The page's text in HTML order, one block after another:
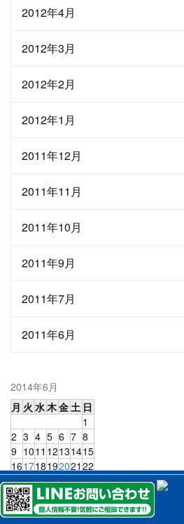
2012年4月
2012年3月
2012年2月
2012年1月
2011年12月
2011年11月
2011年10月
2011年9月
2011年7月
2011年6月
2014年6月
月 火 水木金土 日
1
2 3 4 5 6 7 8
9 1011 12131415
161718192021 22
23242526272829
30
« 5月 7月 »
TEL.0120-
アンシンサービス24にお